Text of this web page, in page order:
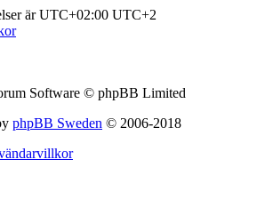
är UTC+02:00 UTC+2
Software © phpBB Limited
phpBB Sweden © 2006-2018